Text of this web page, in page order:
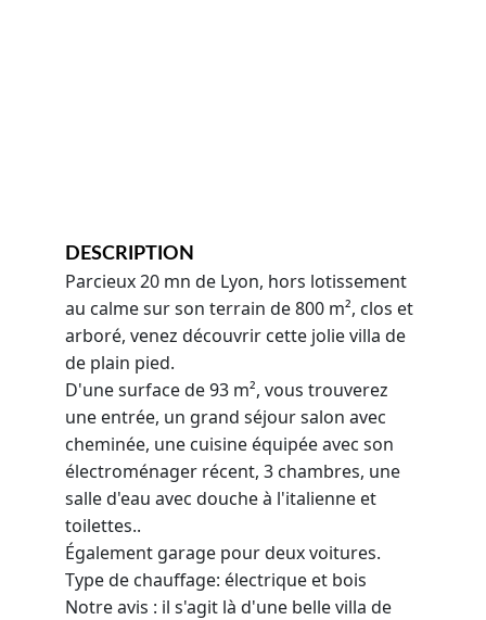
DESCRIPTION
Parcieux 20 mn de Lyon, hors lotissement
au calme sur son terrain de 800 m², clos et
arboré, venez découvrir cette jolie villa de
de plain pied.
D'une surface de 93 m², vous trouverez
une entrée, un grand séjour salon avec
cheminée, une cuisine équipée avec son
électroménager récent, 3 chambres, une
salle d'eau avec douche à l'italienne et
toilettes..
Également garage pour deux voitures.
Type de chauffage: électrique et bois
Notre avis : il s'agit là d'une belle villa de